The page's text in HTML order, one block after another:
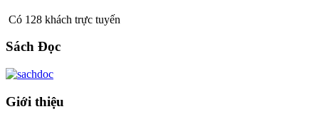
Có 128 khách trực tuyến
Sách Đọc
Giới thiệu